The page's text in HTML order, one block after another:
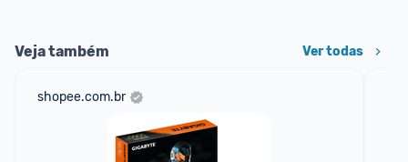
Veja também Ver todas
shopee.com.br